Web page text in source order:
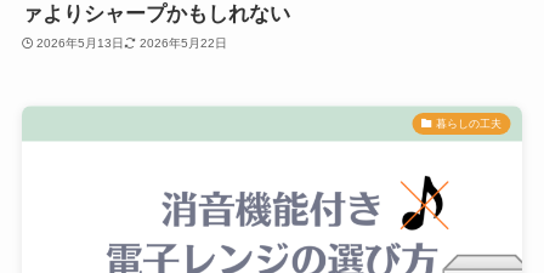
ァよりシャープかもしれない
2026年5月13日 2026年5月22日
暮らしの工夫